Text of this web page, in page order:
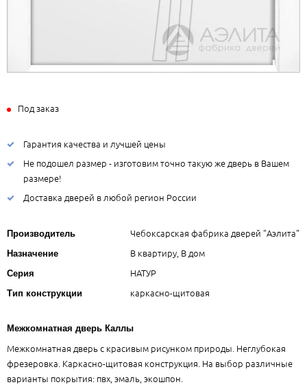
Под заказ
Гарантия качества и лучшей цены
Не подошел размер - изготовим точно такую же дверь в Вашем
размере!
Доставка дверей в любой регион России
Производитель Чебоксарская фабрика дверей "Аэлита"
Назначение В квартиру, В дом
Серия НАТУР
Тип конструкции каркасно-щитовая
Межкомнатная дверь Каллы
Межкомнатная дверь с красивым рисунком природы. Неглубокая
фрезеровка. Каркасно-щитовая конструкция. На выбор различные
варианты покрытия: пвх, эмаль, экошпон.